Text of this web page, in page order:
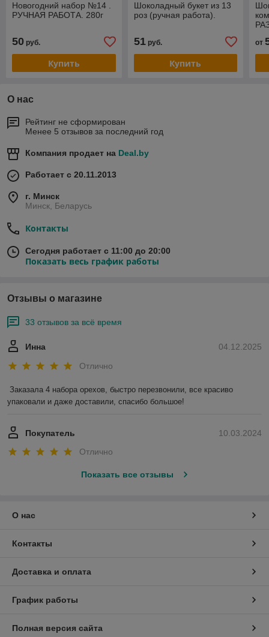
Новогодний набор №14 .
РУЧНАЯ РАБОТА. 280г
50 руб.
Купить
Шоколадный букет из 13
роз (ручная работа).
51руб.
Купить
от
О нас
Рейтинг не сформирован
Менее 5 отзывов за последний год
Компания продает на Deal.by
Работает с 20.11.2013
г. Минск
Минск, Беларусь
Контакты
Сегодня работает с 11:00 до 20:00
Показать весь график работы
Отзывы о магазине
33 отзывов за всё время
04.12.2025
Инна
Отлично
Заказала 4 набора орехов, быстро перезвонили, все красиво
упаковали и даже доставили, спасибо большое!
10.03.2024
Покупатель
Отлично
Показать все отзывы
О нас
Контакты
Доставка и оплата
График работы
Полная версия сайта